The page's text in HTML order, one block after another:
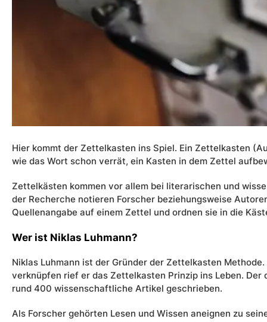
Hier kommt der Zettelkasten ins Spiel. Ein Zettelkasten
wie das Wort schon verrät, ein Kasten in dem Zettel
Zettelkästen kommen vor allem bei literarischen und
der Recherche notieren Forscher beziehungsweise
Quellenangabe auf einem Zettel und ordnen sie in die
Wer ist Niklas Luhmann?
Niklas Luhmann ist der Gründer der Zettelkasten
verknüpfen rief er das Zettelkasten Prinzip ins Leben. Der
rund 400 wissenschaftliche Artikel geschrieben.
Als Forscher gehörten Lesen und Wissen aneignen zu